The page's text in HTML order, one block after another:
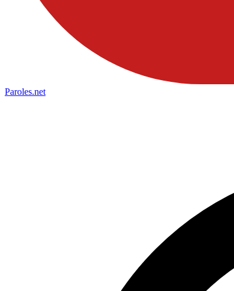
Paroles.net